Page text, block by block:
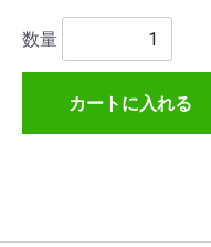
数量
カートに入れる